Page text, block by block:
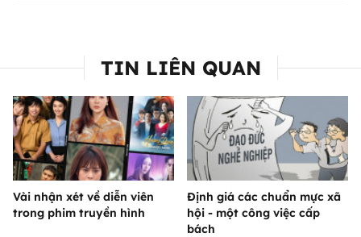
TIN LIÊN QUAN
Vài nhận xét về diễn viên
trong phim truyền hình
Định giá các chuẩn mực xã
hội - một công việc cấp
bách